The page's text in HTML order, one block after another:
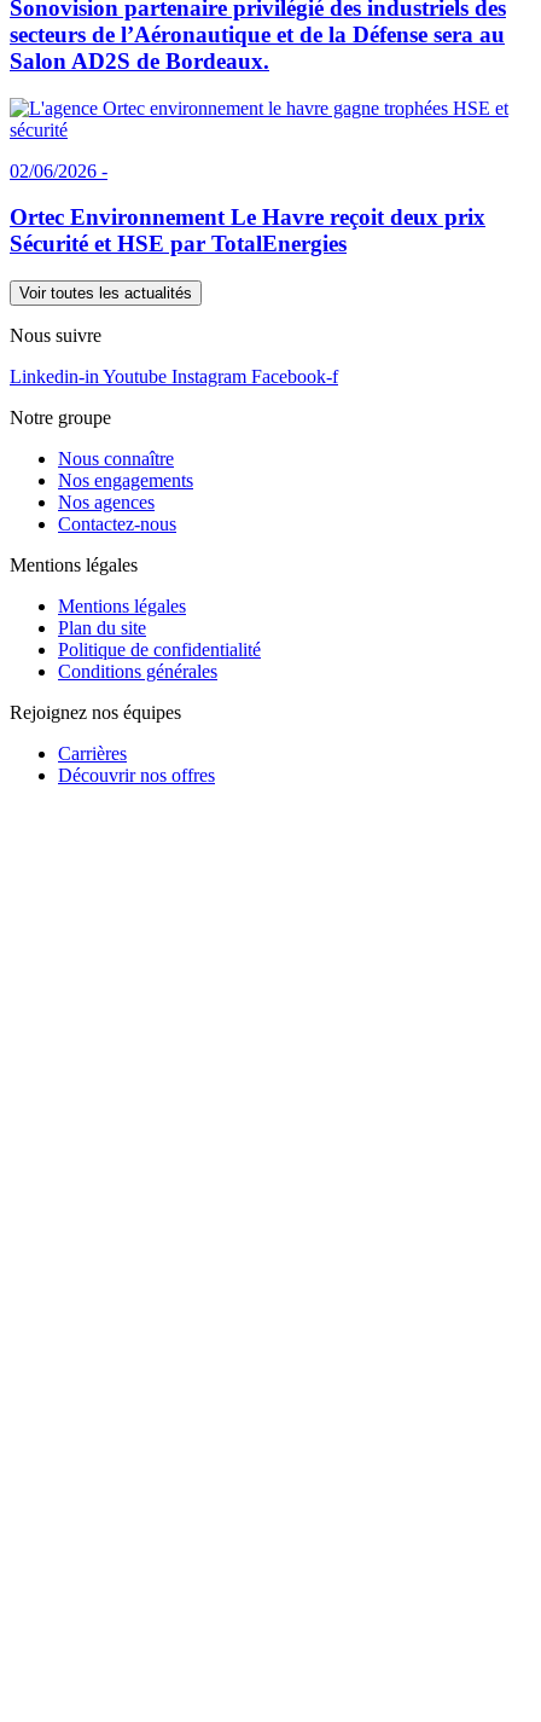
Sonovision partenaire privilégié des industriels des
secteurs de l’Aéronautique et de la Défense sera au
Salon AD2S de Bordeaux.
02/06/2026 -
Ortec Environnement Le Havre reçoit deux prix
Sécurité et HSE par TotalEnergies
Voir toutes les actualités
Nous suivre
Linkedin-in Youtube Instagram Facebook-f
Notre groupe
Nous connaître
Nos engagements
Nos agences
Contactez-nous
Mentions légales
Mentions légales
Plan du site
Politique de confidentialité
Conditions générales
Rejoignez nos équipes
Carrières
Découvrir nos offres